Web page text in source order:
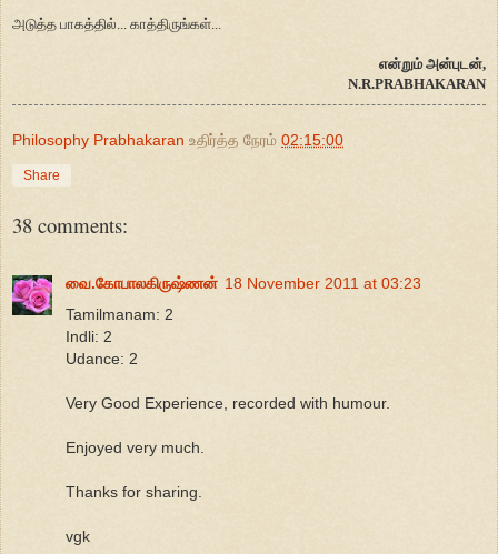
அடுத்த பாகத்தில்... காத்திருங்கள்...
என்றும் அன்புடன்,
N.R.PRABHAKARAN
Philosophy Prabhakaran உதிர்த்த நேரம் 02:15:00
Share
38 comments:
வை.கோபாலகிருஷ்ணன் 18 November 2011 at 03:23
Tamilmanam: 2
Indli: 2
Udance: 2
Very Good Experience, recorded with humour.
Enjoyed very much.
Thanks for sharing.
vgk